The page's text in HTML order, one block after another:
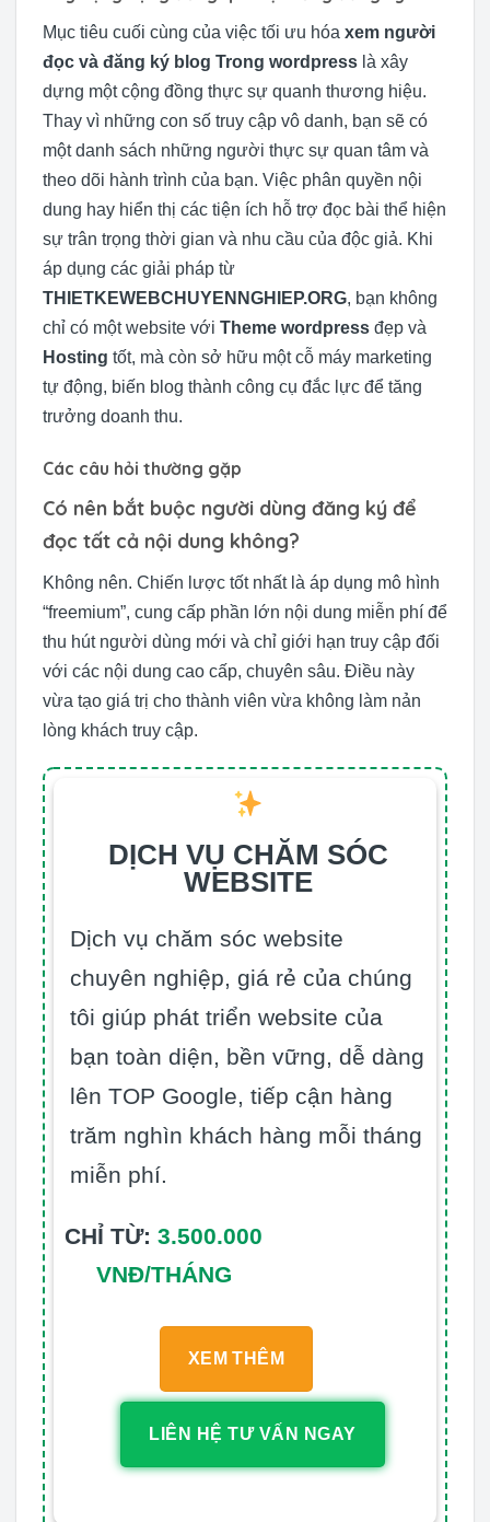
Mục tiêu cuối cùng của việc tối ưu hóa xem người
đọc và đăng ký blog Trong wordpress là xây
dựng một cộng đồng thực sự quanh thương hiệu.
Thay vì những con số truy cập vô danh, bạn sẽ có
một danh sách những người thực sự quan tâm và
theo dõi hành trình của bạn. Việc phân quyền nội
dung hay hiển thị các tiện ích hỗ trợ đọc bài thể hiện
sự trân trọng thời gian và nhu cầu của độc giả. Khi
áp dụng các giải pháp từ
THIETKEWEBCHUYENNGHIEP.ORG, bạn không
chỉ có một website với Theme wordpress đẹp và
Hosting tốt, mà còn sở hữu một cỗ máy marketing
tự động, biến blog thành công cụ đắc lực để tăng
trưởng doanh thu.
Các câu hỏi thường gặp
Có nên bắt buộc người dùng đăng ký để
đọc tất cả nội dung không?
Không nên. Chiến lược tốt nhất là áp dụng mô hình
“freemium”, cung cấp phần lớn nội dung miễn phí để
thu hút người dùng mới và chỉ giới hạn truy cập đối
với các nội dung cao cấp, chuyên sâu. Điều này
vừa tạo giá trị cho thành viên vừa không làm nản
lòng khách truy cập.
DỊCH VỤ CHĂM SÓC
WEBSITE
Dịch vụ chăm sóc website
chuyên nghiệp, giá rẻ của chúng
tôi giúp phát triển website của
bạn toàn diện, bền vững, dễ dàng
lên TOP Google, tiếp cận hàng
trăm nghìn khách hàng mỗi tháng
miễn phí.
CHỈ TỪ: 3.500.000
VNĐ/THÁNG
XEM THÊM
LIÊN HỆ TƯ VẤN NGAY